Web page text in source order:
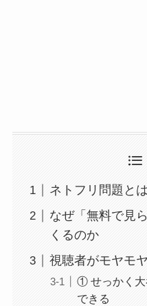
ネトフリ問題とは
なぜ「無料で見
くるのか
視聴者がモヤモ
① せっかく大
できる